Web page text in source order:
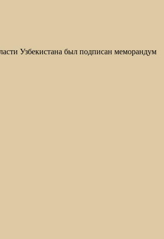
Узбекистана был подписан меморандум